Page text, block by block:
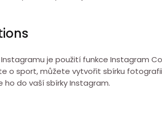
je použití funkce Instagram
o sport, můžete vytvořit sbírku
ho do vaší sbírky Instagram.